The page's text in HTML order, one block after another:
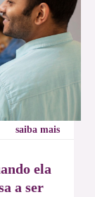
saiba mais
ela
a ser